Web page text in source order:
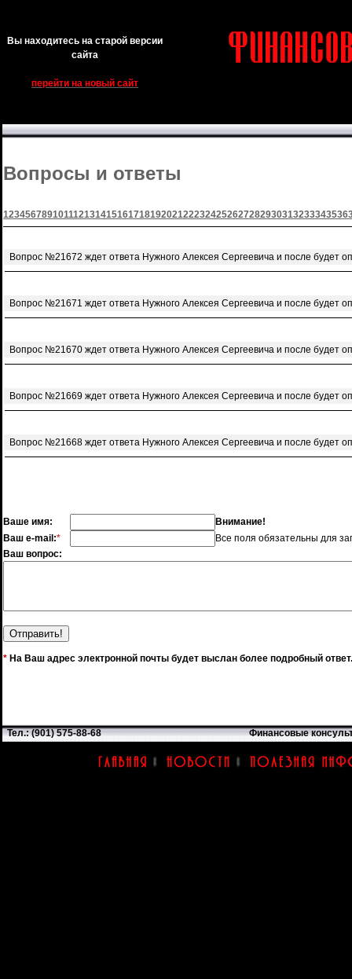
Вы находитесь на старой версии
сайта
перейти на новый сайт
Вопросы и ответы
123456789101112131415161718192021222324252627282930313233343536
Вопрос №21672 ждет ответа Нужного Алексея Сергеевича и после будет
Вопрос №21671 ждет ответа Нужного Алексея Сергеевича и после будет
Вопрос №21670 ждет ответа Нужного Алексея Сергеевича и после будет
Вопрос №21669 ждет ответа Нужного Алексея Сергеевича и после будет
Вопрос №21668 ждет ответа Нужного Алексея Сергеевича и после будет
Ваше имя:
Внимание!
Ваш e-mail:*
Все поля обязательны для
Ваш вопрос:
* На Ваш адрес электронной почты будет выслан более подробный ответ.
Тел.: (901) 575-88-68 Финансовые